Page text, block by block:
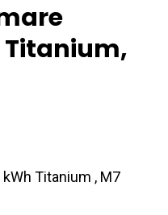
Titanium,
Titanium , M7